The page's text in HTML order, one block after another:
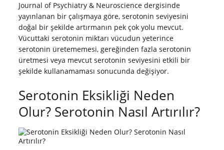
Journal of Psychiatry & Neuroscience dergisinde
yayınlanan bir çalışmaya göre, serotonin seviyesini
doğal bir şekilde artırmanın pek çok yolu mevcut.
Vücuttaki serotonin miktarı vücudun yeterince
serotonin üretememesi, gereğinden fazla serotonin
üretmesi veya mevcut serotonin seviyesini etkili bir
şekilde kullanamaması sonucunda değişiyor.
Serotonin Eksikliği Neden
Olur? Serotonin Nasıl Artırılır?